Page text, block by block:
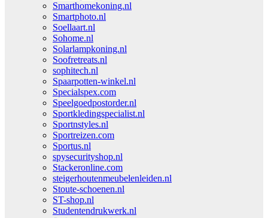
Smarthomekoning.nl
Smartphoto.nl
Soellaart.nl
Sohome.nl
Solarlampkoning.nl
Soofretreats.nl
sophitech.nl
Spaarpotten-winkel.nl
Specialspex.com
Speelgoedpostorder.nl
Sportkledingspecialist.nl
Sportnstyles.nl
Sportreizen.com
Sportus.nl
spysecurityshop.nl
Stackeronline.com
steigerhoutenmeubelenleiden.nl
Stoute-schoenen.nl
ST-shop.nl
Studentendrukwerk.nl